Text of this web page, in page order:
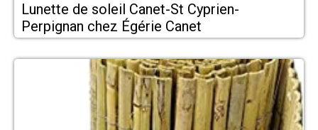
Lunette de soleil Canet-St Cyprien-
Perpignan chez Égérie Canet